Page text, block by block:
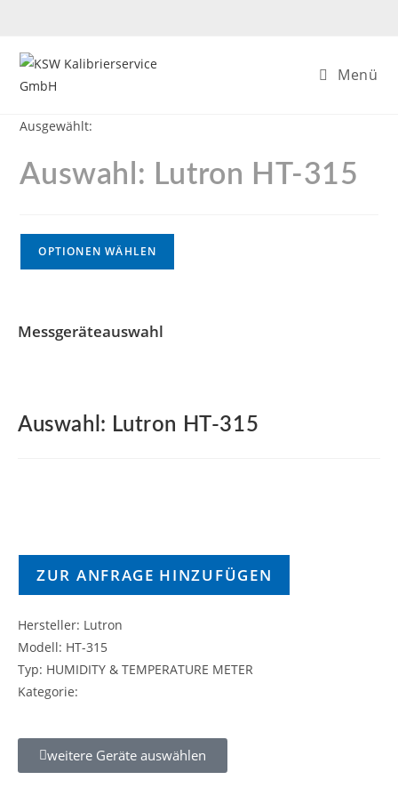
Menü
Ausgewählt:
Auswahl: Lutron HT-315
OPTIONEN WÄHLEN
Messgeräteauswahl
Auswahl: Lutron HT-315
ZUR ANFRAGE HINZUFÜGEN
Hersteller: Lutron
Modell: HT-315
Typ: HUMIDITY & TEMPERATURE METER
Kategorie:
weitere Geräte auswählen